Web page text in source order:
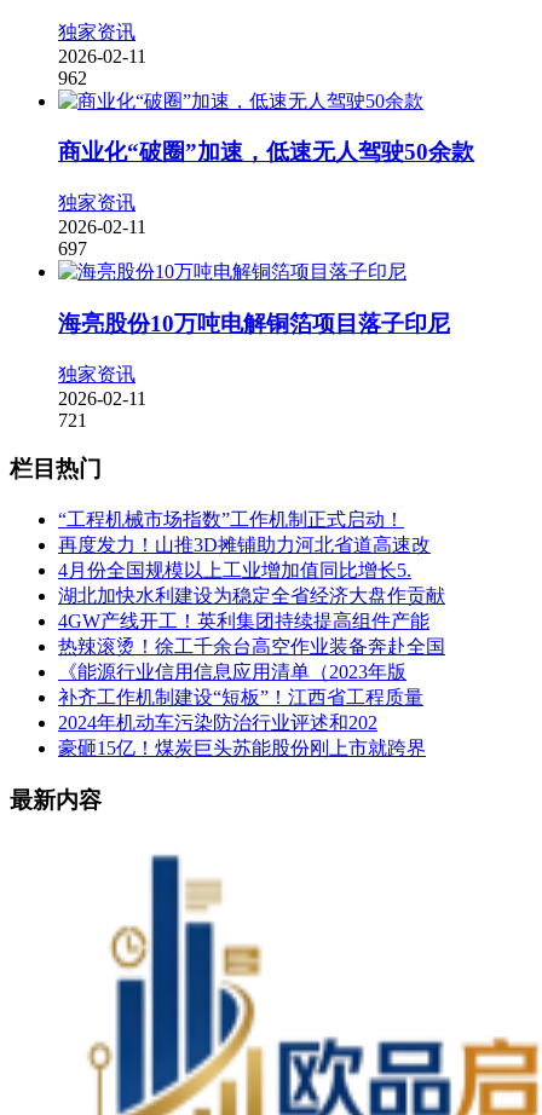
独家资讯
2026-02-11
962
商业化“破圈”加速，低速无人驾驶50余款
独家资讯
2026-02-11
697
海亮股份10万吨电解铜箔项目落子印尼
独家资讯
2026-02-11
721
栏目热门
“工程机械市场指数”工作机制正式启动！
再度发力！山推3D摊铺助力河北省道高速改
4月份全国规模以上工业增加值同比增长5.
湖北加快水利建设为稳定全省经济大盘作贡献
4GW产线开工！英利集团持续提高组件产能
热辣滚烫！徐工千余台高空作业装备奔赴全国
《能源行业信用信息应用清单（2023年版
补齐工作机制建设“短板”！江西省工程质量
2024年机动车污染防治行业评述和202
豪砸15亿！煤炭巨头苏能股份刚上市就跨界
最新内容